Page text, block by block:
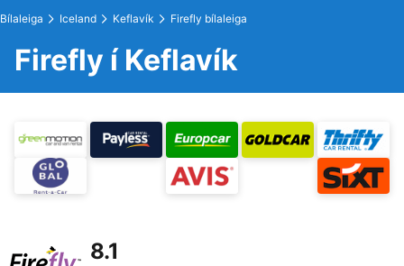
Bílaleiga Iceland Keflavík Firefly bílaleiga
Firefly í Keflavík
8.1